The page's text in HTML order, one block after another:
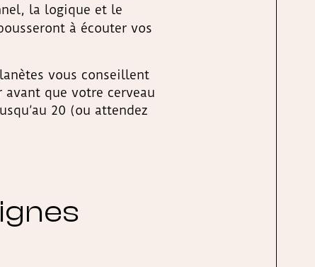
la logique et le
à écouter vos
vous conseillent
que votre cerveau
20 (ou attendez